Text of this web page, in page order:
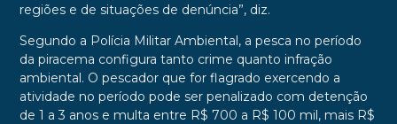
regiões e de situações de denúncia”, diz.
Segundo a Polícia Militar Ambiental, a pesca no período
da piracema configura tanto crime quanto infração
ambiental. O pescador que for flagrado exercendo a
atividade no período pode ser penalizado com detenção
de 1 a 3 anos e multa entre R$ 700 a R$ 100 mil, mais R$